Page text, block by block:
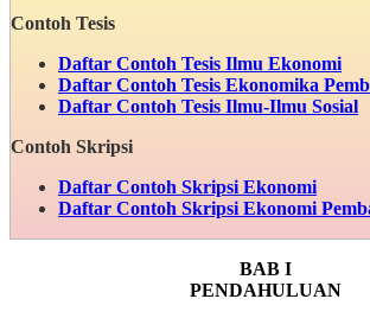
Contoh Tesis
Daftar Contoh Tesis Ilmu Ekonomi
Daftar Contoh Tesis Ekonomika
Daftar Contoh Tesis Ilmu-Ilmu Sosial
Contoh Skripsi
Daftar Contoh Skripsi Ekonomi
Daftar Contoh Skripsi Ekonomi
BAB I
PENDAHULUAN